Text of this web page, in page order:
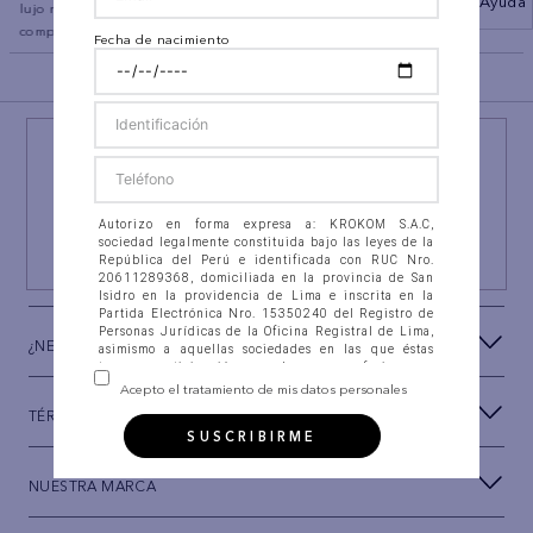
lujo relajado con cremallera
completa
¡NEWSLETTER AEO!
Y RECIBE UN REGALO ESPECIAL
SUSCRIBIRSE
¿NECESITAS AYUDA?
TÉRMINOS Y CONDICIONES
NUESTRA MARCA
Fecha de nacimiento
Autorizo en forma expresa a: KROKOM S.A.C,
sociedad legalmente constituida bajo las leyes de la
República del Perú e identificada con RUC Nro.
20611289368, domiciliada en la provincia de San
Isidro en la providencia de Lima e inscrita en la
Partida Electrónica Nro. 15350240 del Registro de
Personas Jurídicas de la Oficina Registral de Lima,
asimismo a aquellas sociedades en las que éstas
tengan participación, con las que se fusionen o
integren (en adelante “la Compañía”), para que
automatizados, así como en ficheros físicos, accedan,
intercambien, consulten, soliciten, suministren,
reporten, divulguen, transfieran, transmitan,
personales que estoy suministrando a la Compañía
Acepto el tratamiento de mis datos personales
SUSCRIBIRME